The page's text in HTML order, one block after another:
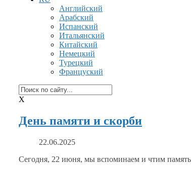
Английский
Арабский
Испанский
Итальянский
Китайский
Немецкий
Турецкий
Француский
X
День памяти и скорби
22.06.2025
Сегодня, 22 июня, мы вспоминаем и чтим